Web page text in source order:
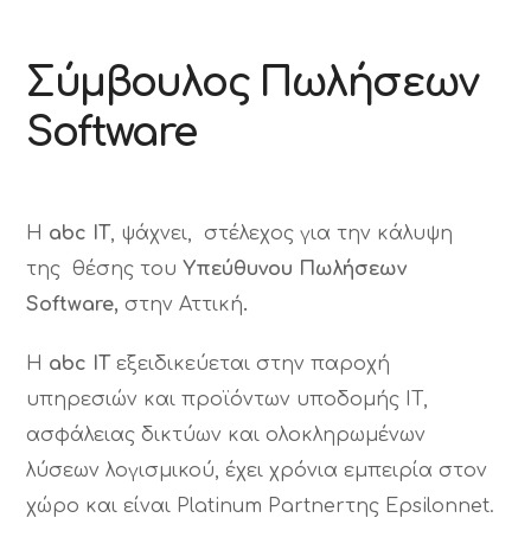
Σύμβουλος Πωλήσεων
Software
Η abc IT, ψάχνει, στέλεχος για την κάλυψη
της θέσης τουΥπεύθυνου Πωλήσεων
Software,στην Αττική.
H abc IT εξειδικεύεται στην παροχή
υπηρεσιών και προϊόντων υποδομής IT,
ασφάλειας δικτύων και ολοκληρωμένων
λύσεων λογισμικού, έχει χρόνια εμπειρία στον
χώρο και είναι Platinum Partnerτης Epsilonnet.